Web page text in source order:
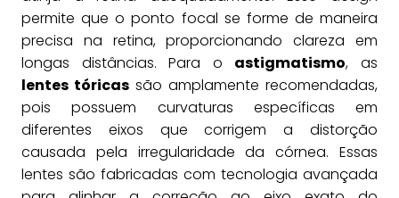
permite que o ponto focal se forme de maneira
precisa na retina, proporcionando clareza em
longas distâncias. Para o astigmatismo, as
lentes tóricas são amplamente recomendadas,
pois possuem curvaturas específicas em
diferentes eixos que corrigem a distorção
causada pela irregularidade da córnea. Essas
lentes são fabricadas com tecnologia avançada